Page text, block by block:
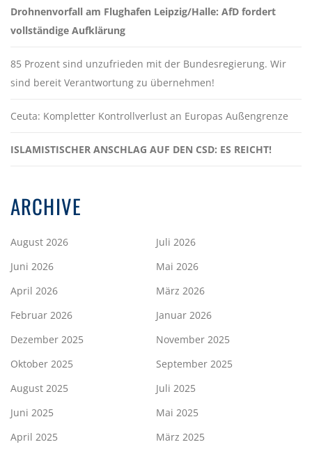
Drohnenvorfall am Flughafen Leipzig/Halle: AfD fordert
vollständige Aufklärung
85 Prozent sind unzufrieden mit der Bundesregierung. Wir
sind bereit Verantwortung zu übernehmen!
Ceuta: Kompletter Kontrollverlust an Europas Außengrenze
ISLAMISTISCHER ANSCHLAG AUF DEN CSD: ES REICHT!
ARCHIVE
August 2026
Juli 2026
Juni 2026
Mai 2026
April 2026
März 2026
Februar 2026
Januar 2026
Dezember 2025
November 2025
Oktober 2025
September 2025
August 2025
Juli 2025
Juni 2025
Mai 2025
April 2025
März 2025